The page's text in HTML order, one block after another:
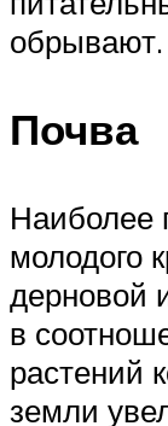
обрывают.
Почва
Наиболее
молодого
дерновой
в
растений
земли